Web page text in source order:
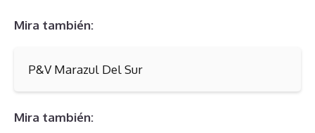
Mira también:
P&V Marazul Del Sur
Mira también: